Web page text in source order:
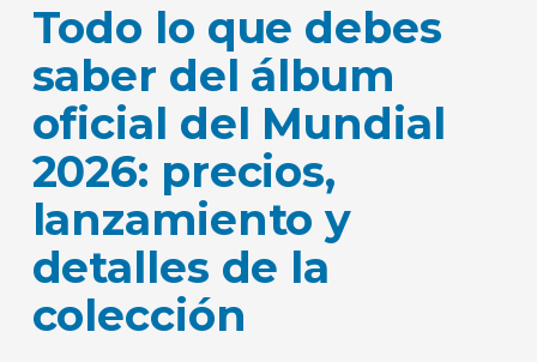
Todo lo que debes
saber del álbum
oficial del Mundial
2026: precios,
lanzamiento y
detalles de la
colección